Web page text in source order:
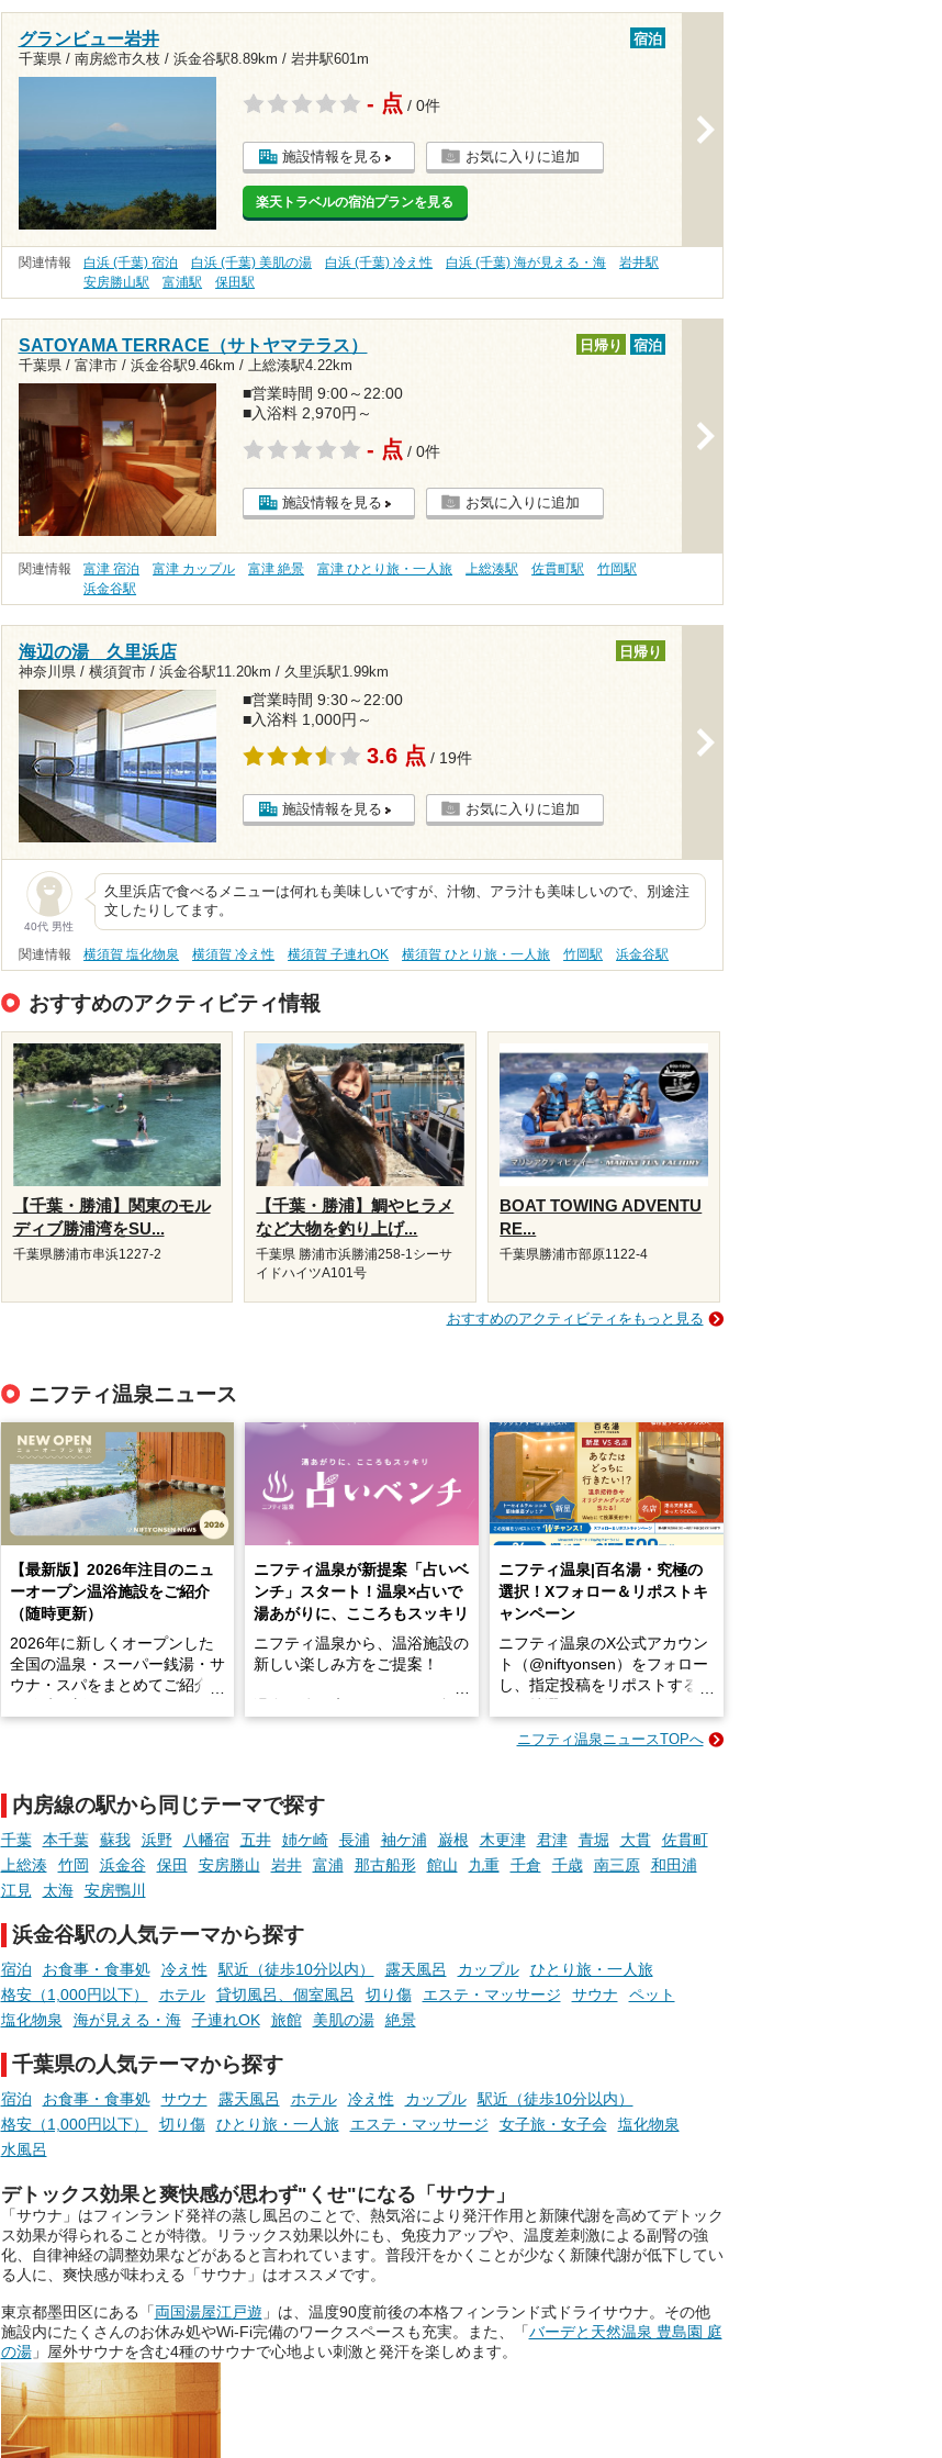
グランビュー岩井
千葉県 / 南房総市久枝 / 浜金谷駅8.89km / 岩井駅601m
宿泊
- 点 / 0件
施設情報を見る お気に入りに追加
楽天トラベルの宿泊プランを見る
関連情報 白浜 (千葉) 宿泊 白浜 (千葉) 美肌の湯 白浜 (千葉) 冷え性 白浜 (千葉) 海が見える・海
岩井駅
安房勝山駅
富浦駅 保田駅
SATOYAMA TERRACE（サトヤマテラス）
千葉県 / 富津市 / 浜金谷駅9.46km / 上総湊駅4.22km
日帰り 宿泊
■営業時間 9:00～22:00
■入浴料 2,970円～
- 点 / 0件
施設情報を見る お気に入りに追加
関連情報 富津 宿泊 富津 カップル 富津 絶景 富津 ひとり旅・一人旅 上総湊駅 佐貫町駅
竹岡駅
浜金谷駅
海辺の湯 久里浜店
神奈川県 / 横須賀市 / 浜金谷駅11.20km / 久里浜駅1.99km
日帰り
■営業時間 9:30～22:00
■入浴料 1,000円～
3.6 点 / 19件
施設情報を見る お気に入りに追加
40代 男性
久里浜店で食べるメニューは何れも美味しいですが、汁物、アラ汁も美味しいので、別途注
文したりしてます。
関連情報 横須賀 塩化物泉 横須賀 冷え性 横須賀 子連れOK 横須賀 ひとり旅・一人旅 竹岡駅 浜金谷駅
おすすめのアクティビティ情報
【千葉・勝浦】関東のモル
ディブ勝浦湾をSU...
千葉県勝浦市串浜1227-2
【千葉・勝浦】鯛やヒラメ
など大物を釣り上げ...
千葉県 勝浦市浜勝浦258-1シーサ
イドハイツA101号
BOAT TOWING ADVENTU
RE...
千葉県勝浦市部原1122-4
おすすめのアクティビティをもっと見る
ニフティ温泉ニュース
【最新版】2026年注目のニュ
ーオープン温浴施設をご紹介
（随時更新）
2026年に新しくオープンした
全国の温泉・スーパー銭湯・サ
ウナ・スパをまとめてご紹介！
います。
現地取材記事もあわせて紹介し
ていますので、気になる施設は
ぜひチェックして次のおでかけ
先の参考にしてみてください
ニフティ温泉が新提案「占いベ
ンチ」スタート！温泉×占いで
湯あがりに、こころもスッキリ
ニフティ温泉から、温浴施設の
新しい楽しみ方をご提案！
手相やタロットなど気軽に楽し
める占いで、“ととのう”おふろ
時間を、もっと特別に。
ニフティ温泉|百名湯・究極の
選択！Xフォロー＆リポストキ
ャンペーン
ニフティ温泉のX公式アカウン
ト（@niftyonsen）をフォロー
し、指定投稿をリポストする
GIFT500円分をプレゼントい
ニフティ温泉ニュースTOPへ
内房線の駅から同じテーマで探す
千葉 本千葉 蘇我 浜野 八幡宿 五井 姉ケ崎 長浦 袖ケ浦 巌根 木更津 君津 青堀 大貫
佐貫町
上総湊
竹岡 浜金谷 保田 安房勝山 岩井 富浦 那古船形 館山 九重 千倉 千歳 南三原
和田浦
江見
太海 安房鴨川
浜金谷駅の人気テーマから探す
宿泊 お食事・食事処 冷え性 駅近（徒歩10分以内） 露天風呂 カップル
ひとり旅・一人旅
格安（1,000円以下）
ホテル 貸切風呂、個室風呂 切り傷 エステ・マッサージ サウナ
ペット
塩化物泉
海が見える・海 子連れOK 旅館 美肌の湯 絶景
千葉県の人気テーマから探す
宿泊 お食事・食事処 サウナ 露天風呂 ホテル 冷え性 カップル
駅近（徒歩10分以内）
格安（1,000円以下）
切り傷 ひとり旅・一人旅 エステ・マッサージ 女子旅・女子会
塩化物泉
水風呂
デトックス効果と爽快感が思わず"くせ"になる「サウナ」
「サウナ」はフィンランド発祥の蒸し風呂のことで、熱気浴により発汗作用と新陳代謝を高めてデトック
ス効果が得られることが特徴。リラックス効果以外にも、免疫力アップや、温度差刺激による副腎の強
化、自律神経の調整効果などがあると言われています。普段汗をかくことが少なく新陳代謝が低下してい
る人に、爽快感が味わえる「サウナ」はオススメです。
東京都墨田区にある「両国湯屋江戸遊 」は、温度90度前後の本格フィンランド式ドライサウナ。その他
施設内にたくさんのお休み処やWi-Fi完備のワークスペースも充実。また、「バーデと天然温泉 豊島園 庭
の湯」屋外サウナを含む4種のサウナで心地よい刺激と発汗を楽しめます。